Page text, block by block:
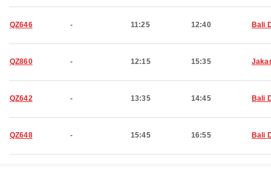
QZ646 - 11:25 12:40 Bali
QZ860 - 12:15 15:35
QZ642 - 13:35 14:45 Bali
QZ648 - 15:45 16:55 Bali